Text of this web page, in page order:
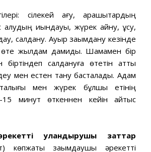
сілекей ағу, қарашықтардың
қиындауы, жүрек айну, құсу,
салдану. Ауыр зақымдану кезінде
өте жылдам дамиды. Шамамен бір
біртіндеп салдануға өтетін қатты
мен естен тану басталады. Адам
мен жүрек бұлшық етінің
минут өткеннен кейін қайтыс
уландырушы заттар
көпжақты зақымдаушы әрекетті